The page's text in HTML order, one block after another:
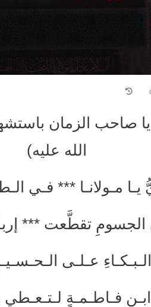
صاحب الزمان
الله عليه)
مـولانـا *** فـي
تقطَّعت *** إربـاً
عـلـى
فـاطـمـةٍ